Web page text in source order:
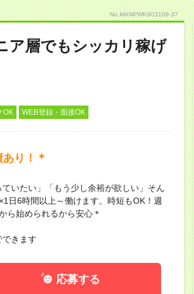
No.MANPWK903109-37
ア層でもシッカリ稼げ
OK WEB登録・面接OK
り！＊
いたい」「もう少し余裕が欲しい」そん
日6時間以上～働けます。時短もOK！週
ら始められるから安心＊
きます
応募する